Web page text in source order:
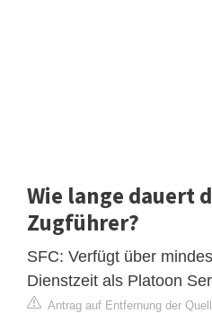
Wie lange dauert
Zugführer?
SFC: Verfügt über
Dienstzeit als Platoon
Antrag auf Entfernung der